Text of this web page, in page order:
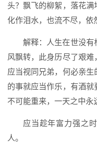
头？飘飞的柳絮，落花
化作泪水，也流不尽，依
解释：人生在世没有
风飘转，此身历尽了艰
应当视同兄弟，何必亲
的事就应当作乐，有酒
不可能重来，一天之中永
应当趁年富力强之
人。